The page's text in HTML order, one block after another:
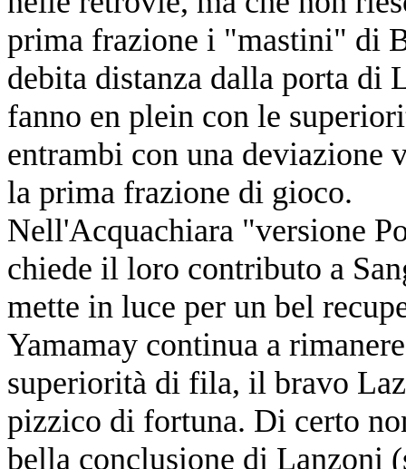
prima frazione i "mastini" di
debita distanza dalla porta di
fanno en plein con le
entrambi con una deviazione
la prima frazione di gioco.
Nell'Acquachiara "versione
chiede il loro contributo a
mette in luce per un bel
Yamamay continua a
superiorità di fila, il bravo
pizzico di fortuna. Di certo
bella conclusione di Lanzoni